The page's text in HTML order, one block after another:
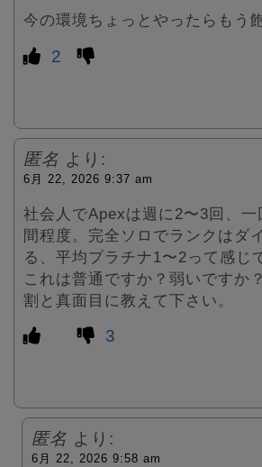
今の環境ちょっとやったらもう
2
匿名 より:
6月 22, 2026 9:37 am
社会人でApexは週に2〜3回、
間程度。完全ソロでランクはダ
る、平均プラチナ1〜2って感じ
これは普通ですか？弱いですか？
割と真面目に教えて下さい。
3
匿名 より:
6月 22, 2026 9:58 am